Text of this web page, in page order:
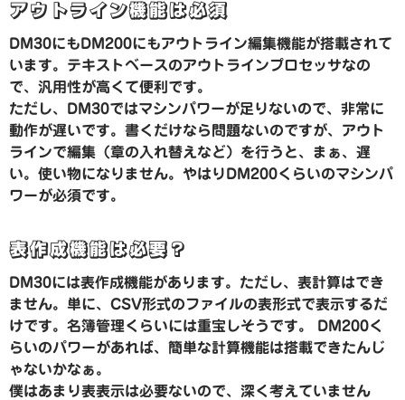
アウトライン機能は必須
DM30にもDM200にもアウトライン編集機能が搭載されて
います。テキストベースのアウトラインプロセッサなの
で、汎用性が高くて便利です。
ただし、DM30ではマシンパワーが足りないので、非常に
動作が遅いです。書くだけなら問題ないのですが、アウト
ラインで編集（章の入れ替えなど）を行うと、まぁ、遅
い。使い物になりません。やはりDM200くらいのマシンパ
ワーが必須です。
表作成機能は必要？
DM30には表作成機能があります。ただし、表計算はでき
ません。単に、CSV形式のファイルの表形式で表示するだ
けです。名簿管理くらいには重宝しそうです。 DM200く
らいのパワーがあれば、簡単な計算機能は搭載できたんじ
ゃないかなぁ。
僕はあまり表表示は必要ないので、深く考えていません